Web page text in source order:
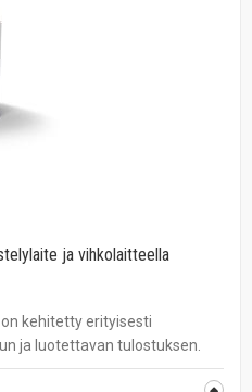
ja vihkolaitteella
kehitetty erityisesti
ja luotettavan tulostuksen.